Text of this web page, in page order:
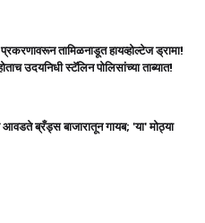
तामिळनाडूत हायव्होल्टेज ड्रामा!
उदयनिधी स्टॅलिन पोलिसांच्या ताब्यात!
ब्रँड्स बाजारातून गायब; 'या' मोठ्या